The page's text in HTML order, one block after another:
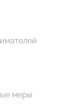
меры